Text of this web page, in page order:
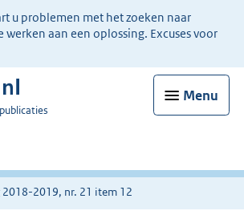
u problemen met het zoeken naar
werken aan een oplossing. Excuses voor
Menu
2018-2019, nr. 21 item 12